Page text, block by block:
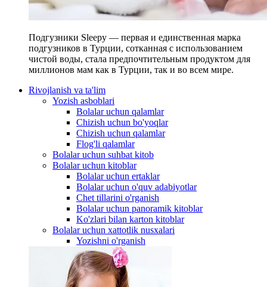
Подгузники Sleepy — первая и единственная марка
подгузников в Турции, сотканная с использованием
чистой воды, стала предпочтительным продуктом для
миллионов мам как в Турции, так и во всем мире.
Rivojlanish va ta'lim
Yozish asboblari
Bolalar uchun qalamlar
Chizish uchun bo'yoqlar
Chizish uchun qalamlar
Flog'li qalamlar
Bolalar uchun suhbat kitob
Bolalar uchun kitoblar
Bolalar uchun ertaklar
Bolalar uchun o'quv adabiyotlar
Chet tillarini o'rganish
Bolalar uchun panoramik kitoblar
Ko'zlari bilan karton kitoblar
Bolalar uchun xattotlik nusxalari
Yozishni o'rganish